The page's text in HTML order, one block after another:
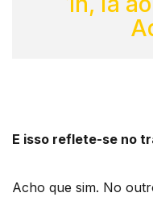
E isso reflete-se no
Acho que sim. No